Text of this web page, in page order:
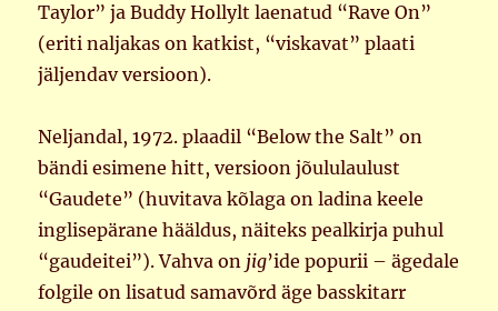
Taylor” ja Buddy Hollylt laenatud “Rave On”
(eriti naljakas on katkist, “viskavat” plaati
jäljendav versioon).
Neljandal, 1972. plaadil “Below the Salt” on
bändi esimene hitt, versioon jõululaulust
“Gaudete” (huvitava kõlaga on ladina keele
inglisepärane hääldus, näiteks pealkirja puhul
“gaudeitei”). Vahva on jig’ide popurii – ägedale
folgile on lisatud samavõrd äge basskitarr